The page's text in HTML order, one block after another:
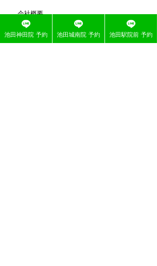
会社概要
症例一覧
施術メニュー
池田神田院 予約 池田城南院 予約 池田駅院前 予約